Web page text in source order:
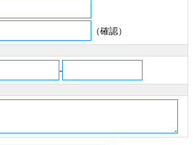
（確認）
-